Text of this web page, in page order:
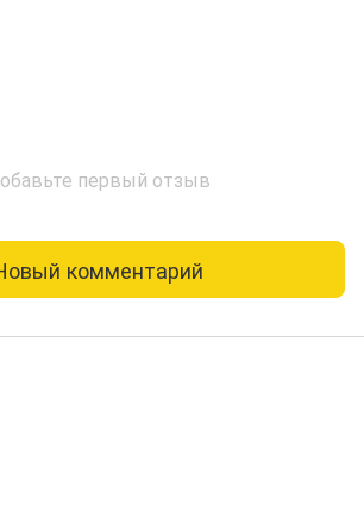
первый отзыв
комментарий